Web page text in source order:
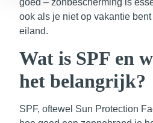
ook als je niet op vakantie
eiland.
Wat is SPF en
het belangrijk?
SPF, oftewel Sun Protection